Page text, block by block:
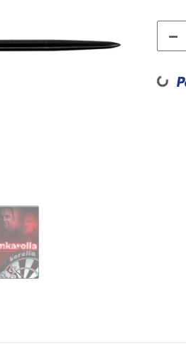
Loading...